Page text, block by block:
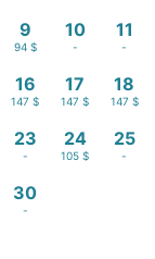
9
94 $
10
-
11
-
16
147 $
17
147 $
18
147 $
23
-
24
105 $
25
-
30
-